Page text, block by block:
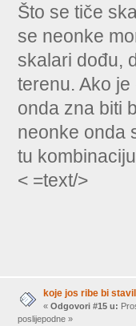
Što se tiče
se neonke
skalari dođu,
terenu. Ako
onda zna biti
neonke onda
tu
< =text/>
koje jos ribe bi
« Odgovori #15 u:
poslijepodne »